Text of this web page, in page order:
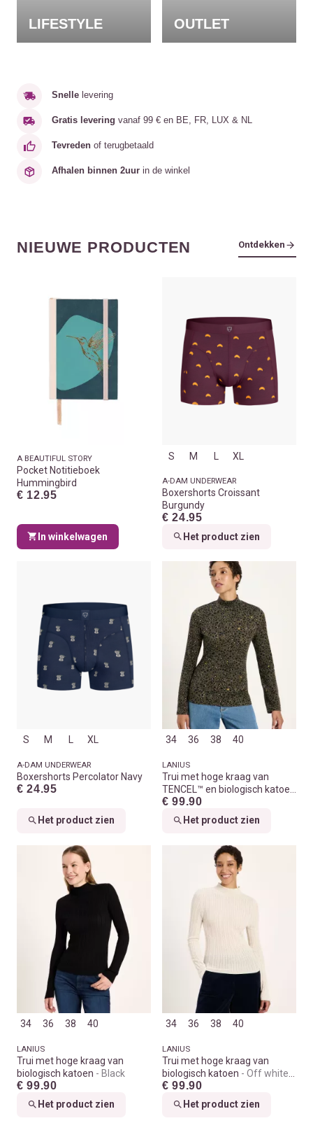
LIFESTYLE OUTLET
Snelle levering
Gratis levering vanaf 99 € en BE, FR, LUX & NL
Tevreden of terugbetaald
Afhalen binnen 2uur in de winkel
NIEUWE PRODUCTEN Ontdekken
A BEAUTIFUL STORY
Pocket Notitieboek
Hummingbird
€ 12.95
In winkelwagen
S M XL
A-DAM UNDERWEAR
Boxershorts Croissant
Burgundy
€ 24.95
Het product zien
S M L XL
A-DAM UNDERWEAR
Boxershorts Percolator Navy
€ 24.95
Het product zien
34 36 38 40
LANIUS
Trui met hoge kraag van
TENCEL™ en biologisch katoen
Print leo dots turtle
€ 99.90
Het product zien
34 36 38 40
LANIUS
Trui met hoge kraag van
biologisch katoen
Black
€ 99.90
Het product zien
34 36 38 40
LANIUS
Trui met hoge kraag van
biologisch katoen
Off white
melange
€ 99.90
Het product zien